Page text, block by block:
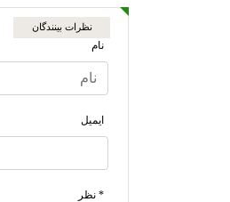
نظرات بینندگان
نام
ایمیل
* نظر